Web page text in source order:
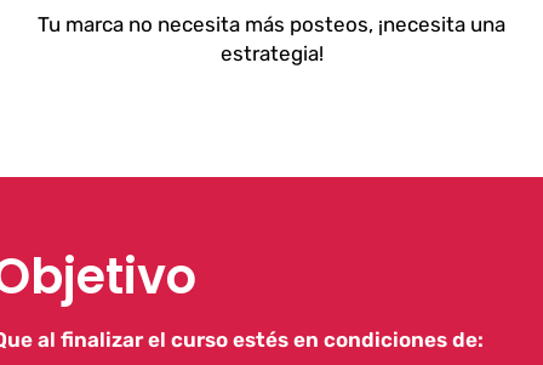
Tu marca no necesita más posteos, ¡necesita una
estrategia!
al finalizar el curso estés en condiciones de: